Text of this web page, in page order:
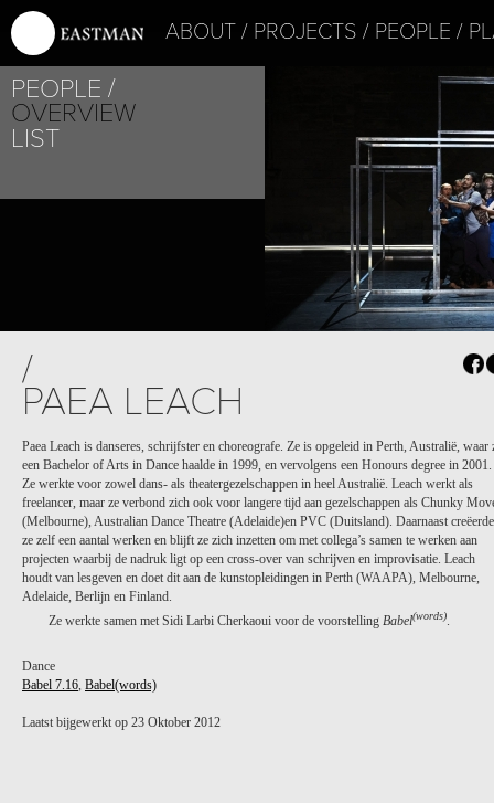
ABOUT PROJECTS PEOPLE
PEOPLE
OVERVIEW
LIST
/
PAEA LEACH
Paea Leach is danseres, schrijfster en choreografe. Ze is opgeleid in Perth, Australië, waar
een Bachelor of Arts in Dance haalde in 1999, en vervolgens een Honours degree in 2001.
Ze werkte voor zowel dans- als theatergezelschappen in heel Australië. Leach werkt als
freelancer, maar ze verbond zich ook voor langere tijd aan gezelschappen als Chunky
(Melbourne), Australian Dance Theatre (Adelaide)en PVC (Duitsland). Daarnaast creëerde
ze zelf een aantal werken en blijft ze zich inzetten om met collega’s samen te werken aan
projecten waarbij de nadruk ligt op een cross-over van schrijven en improvisatie. Leach
houdt van lesgeven en doet dit aan de kunstopleidingen in Perth (WAAPA), Melbourne,
Adelaide, Berlijn en Finland.
Ze werkte samen met Sidi Larbi Cherkaoui voor de voorstelling Babel(words).
Dance
Babel 7.16, Babel(words)
Laatst bijgewerkt op 23 Oktober 2012